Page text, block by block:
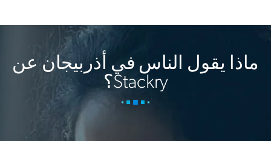
ماذا يقول الناس في أذربيجان عن
Stackry؟